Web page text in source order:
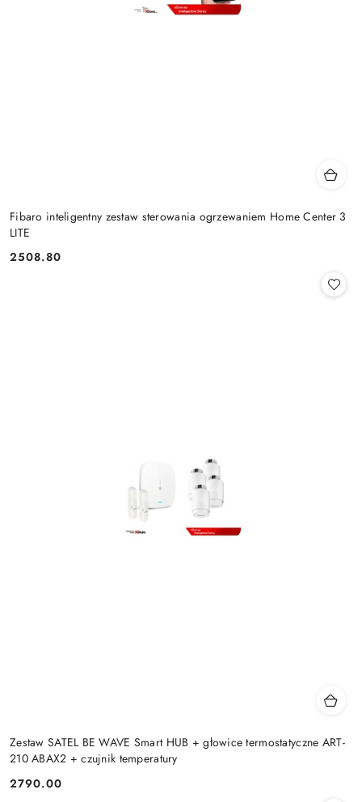
Fibaro inteligentny zestaw sterowania ogrzewaniem Home Center 3
LITE
Cena:
2508.80
Zestaw SATEL BE WAVE Smart HUB + głowice termostatyczne ART-
210 ABAX2 + czujnik temperatury
Cena:
2790.00